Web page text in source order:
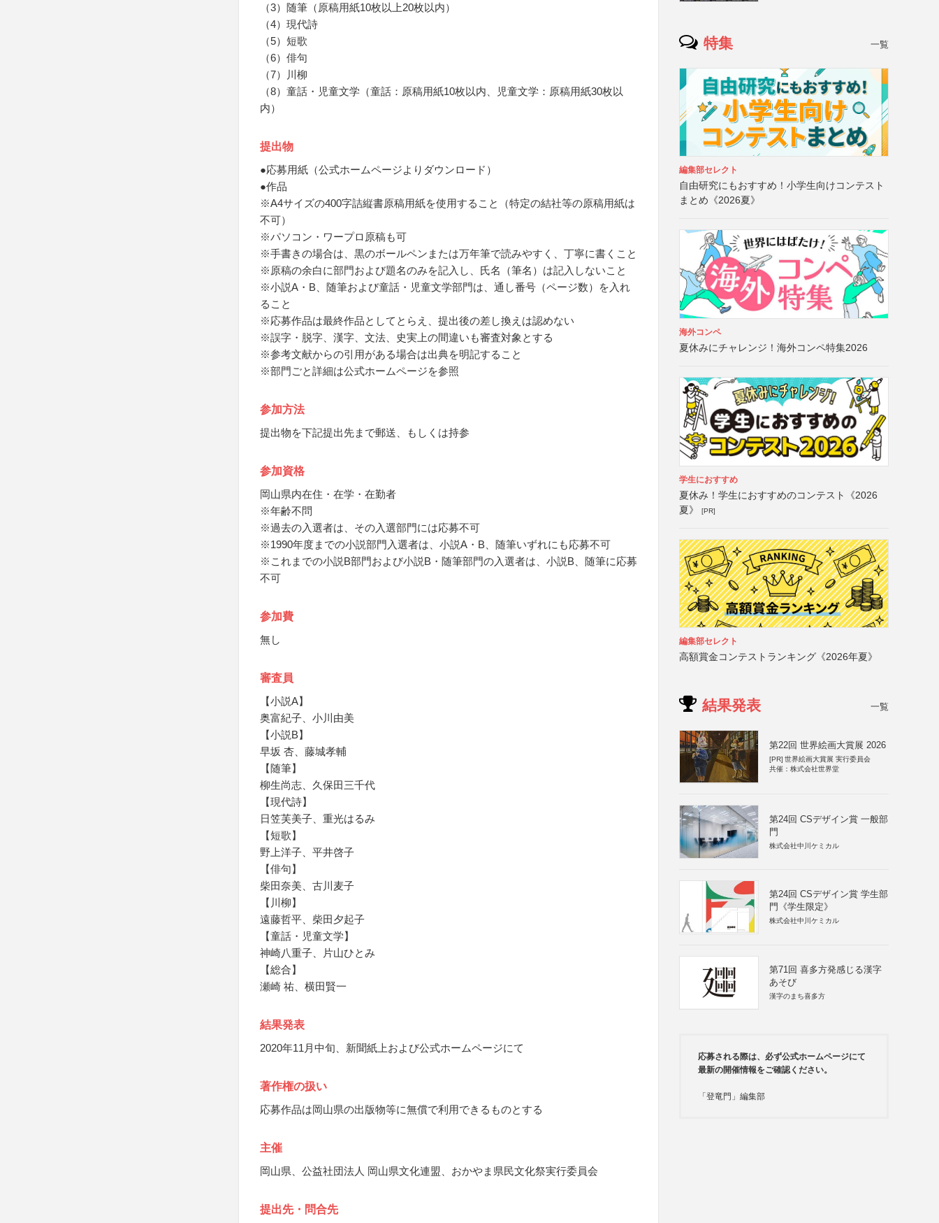
（3）随筆（原稿用紙10枚以上20枚以内）
（4）現代詩
（5）短歌
（6）俳句
（7）川柳
（8）童話・児童文学（童話：原稿用紙10枚以内、児童文学：原稿用紙30枚以
内）
提出物
●応募用紙（公式ホームページよりダウンロード）
●作品
※A4サイズの400字詰縦書原稿用紙を使用すること（特定の結社等の原稿用紙は
不可）
※パソコン・ワープロ原稿も可
※手書きの場合は、黒のボールペンまたは万年筆で読みやすく、丁寧に書くこと
※原稿の余白に部門および題名のみを記入し、氏名（筆名）は記入しないこと
※小説A・B、随筆および童話・児童文学部門は、通し番号（ページ数）を入れ
ること
※応募作品は最終作品としてとらえ、提出後の差し換えは認めない
※誤字・脱字、漢字、文法、史実上の間違いも審査対象とする
※参考文献からの引用がある場合は出典を明記すること
※部門ごと詳細は公式ホームページを参照
参加方法
提出物を下記提出先まで郵送、もしくは持参
参加資格
岡山県内在住・在学・在勤者
※年齢不問
※過去の入選者は、その入選部門には応募不可
※1990年度までの小説部門入選者は、小説A・B、随筆いずれにも応募不可
※これまでの小説B部門および小説B・随筆部門の入選者は、小説B、随筆に応募
不可
参加費
無し
審査員
【小説A】
奥富紀子、小川由美
【小説B】
早坂 杏、藤城孝輔
【随筆】
柳生尚志、久保田三千代
【現代詩】
日笠芙美子、重光はるみ
【短歌】
野上洋子、平井啓子
【俳句】
柴田奈美、古川麦子
【川柳】
遠藤哲平、柴田夕起子
【童話・児童文学】
神崎八重子、片山ひとみ
【総合】
瀬崎 祐、横田賢一
結果発表
2020年11月中旬、新聞紙上および公式ホームページにて
著作権の扱い
応募作品は岡山県の出版物等に無償で利用できるものとする
主催
岡山県、公益社団法人 岡山県文化連盟、おかやま県民文化祭実行委員会
提出先・問合先
特集 一覧
編集部セレクト
自由研究にもおすすめ！小学生向けコンテスト
まとめ《2026夏》
海外コンペ
夏休みにチャレンジ！海外コンペ特集2026
学生におすすめ
夏休み！学生におすすめのコンテスト《2026
夏》
[PR]
編集部セレクト
高額賞金コンテストランキング《2026年夏》
結果発表 一覧
第22回 世界絵画大賞展 2026
[PR] 世界絵画大賞展 実行委員会
共催：株式会社世界堂
第24回 CSデザイン賞 一般部
門
株式会社中川ケミカル
第24回 CSデザイン賞 学生部
門《学生限定》
株式会社中川ケミカル
第71回 喜多方発感じる漢字
あそび
漢字のまち喜多方
応募される際は、必ず公式ホームページにて
最新の開催情報をご確認ください。
「登竜門」編集部